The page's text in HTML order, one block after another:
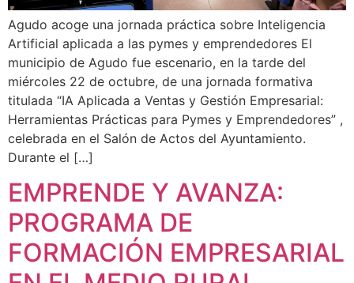
Agudo acoge una jornada práctica sobre Inteligencia
Artificial aplicada a las pymes y emprendedores El
municipio de Agudo fue escenario, en la tarde del
miércoles 22 de octubre, de una jornada formativa
titulada “IA Aplicada a Ventas y Gestión Empresarial:
Herramientas Prácticas para Pymes y Emprendedores” ,
celebrada en el Salón de Actos del Ayuntamiento.
Durante el […]
EMPRENDE Y AVANZA:
PROGRAMA DE
FORMACIÓN EMPRESARIAL